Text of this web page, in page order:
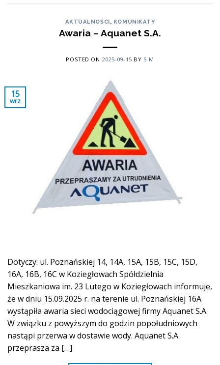
AKTUALNOŚCI, KOMUNIKATY
Awaria – Aquanet S.A.
POSTED ON 2025-09-15 BY S M
15
wrz
Dotyczy: ul. Poznańskiej 14, 14A, 15A, 15B, 15C, 15D,
16A, 16B, 16C w Koziegłowach Spółdzielnia
Mieszkaniowa im. 23 Lutego w Koziegłowach informuje,
że w dniu 15.09.2025 r. na terenie ul. Poznańskiej 16A
wystąpiła awaria sieci wodociągowej firmy Aquanet S.A.
W związku z powyższym do godzin popołudniowych
nastąpi przerwa w dostawie wody. Aquanet S.A.
przeprasza za […]